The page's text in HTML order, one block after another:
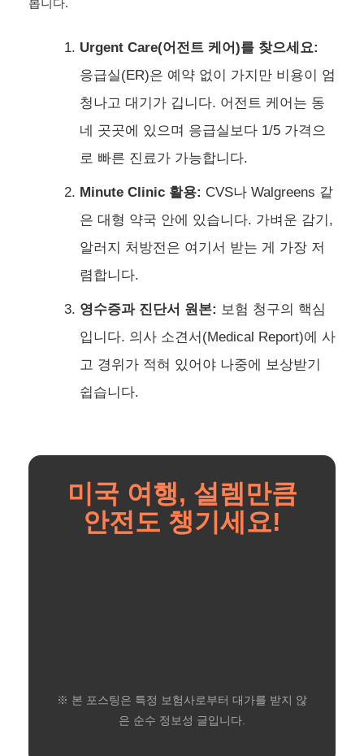
Urgent Care(어전트 케어)를 찾으세요:
응급실(ER)은 예약 없이 가지만 비용이 엄
청나고 대기가 깁니다. 어전트 케어는 동
네 곳곳에 있으며 응급실보다 1/5 가격으
로 빠른 진료가 가능합니다.
Minute Clinic 활용: CVS나 Walgreens 같
은 대형 약국 안에 있습니다. 가벼운 감기,
알러지 처방전은 여기서 받는 게 가장 저
렴합니다.
영수증과 진단서 원본: 보험 청구의 핵심
입니다. 의사 소견서(Medical Report)에 사
고 경위가 적혀 있어야 나중에 보상받기
쉽습니다.
미국 여행, 설렘만큼
안전도 챙기세요!
※ 본 포스팅은 특정 보험사로부터 대가를 받지 않
은 순수 정보성 글입니다.